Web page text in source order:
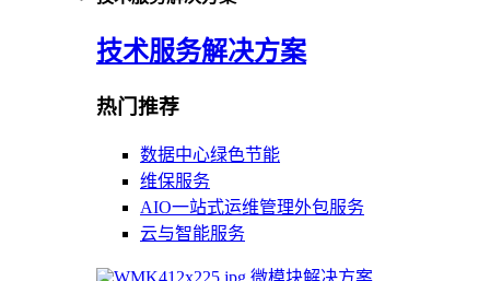
技术服务解决方案
热门推荐
数据中心绿色节能
维保服务
AIO一站式运维管理外包服务
云与智能服务
微模块解决方案